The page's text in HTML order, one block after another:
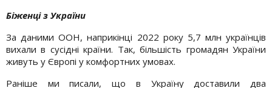
Біженці з України
За даними ООН, наприкінці 2022 року 5,7 млн українців
вихали в сусідні країни. Так, більшість громадян України
живуть у Європі у комфортних умовах.
Раніше ми писали, що в Україну доставили два